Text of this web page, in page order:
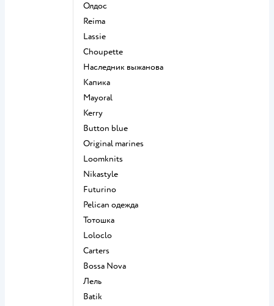
Олдос
Reima
Lassie
Choupette
Наследник выжанова
Капика
Mayoral
Kerry
Button blue
Original marines
Loomknits
Nikastyle
Futurino
Pelican одежда
Тотошка
Loloclo
Сarters
Bossa Nova
Лель
Batik